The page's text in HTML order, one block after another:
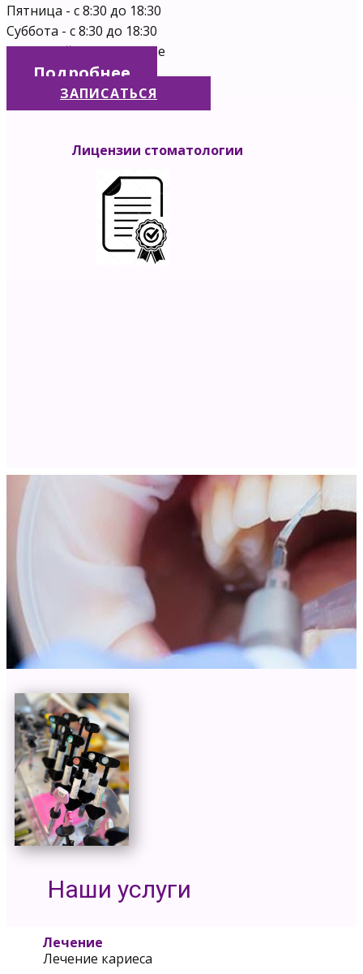
Лицензии стоматологии
Пятница - с 8:30 до 18:30
Суббота - с 8:30 до 18:30
Выходной - Воскресенье
Подробнее
ЗАПИСАТЬСЯ
Наши услуги
Лечение
Лечение кариеса